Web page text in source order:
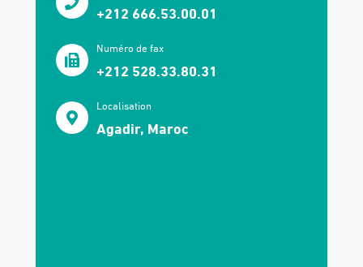
+212 666.53.00.01
Numéro de fax
+212 528.33.80.31
Localisation
Agadir, Maroc